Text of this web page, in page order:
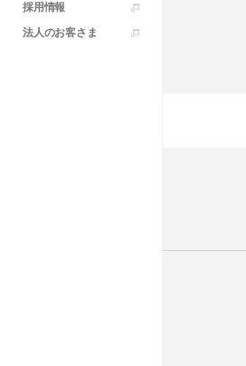
採用情報
法人のお客さま